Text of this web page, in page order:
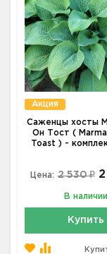
Акция
Саженцы хосты
Он Тост (
Toast ) -
Цена: 2 530 ₽
В наличии
Купить